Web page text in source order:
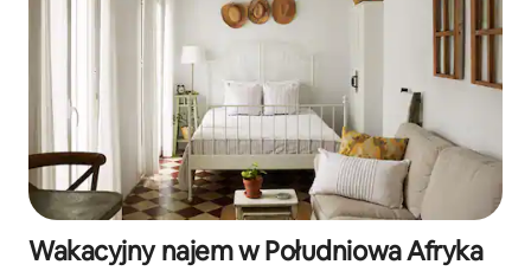
Wakacyjny najem w Południowa Afryka